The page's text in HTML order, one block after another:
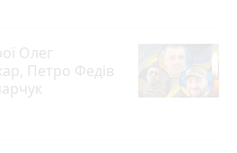
Олег
Петро Федів